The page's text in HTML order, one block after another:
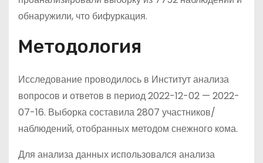
обнаружили, что бифуркация.
Методология
Исследование проводилось в Институт анализа
вопросов и ответов в период 2022-12-02 — 2022-
07-16. Выборка составила 2807 участников/
наблюдений, отобранных методом снежного кома.
Для анализа данных использовался анализа